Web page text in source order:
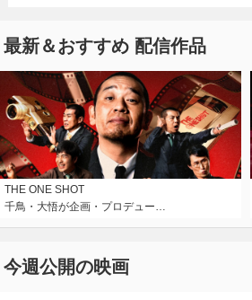
最新＆おすすめ 配信作品
THE ONE SHOT
千鳥・大悟が企画・プロデュー…
今週公開の映画